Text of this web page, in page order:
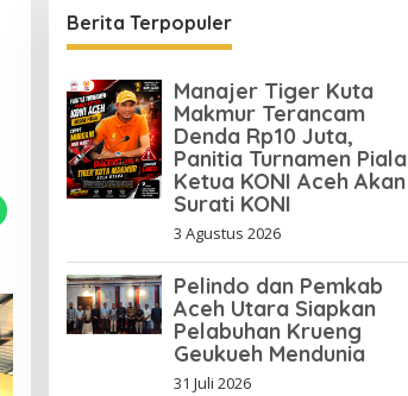
Berita Terpopuler
Manajer Tiger Kuta
Makmur Terancam
Denda Rp10 Juta,
Panitia Turnamen Piala
Ketua KONI Aceh Akan
Surati KONI
3 Agustus 2026
Pelindo dan Pemkab
Aceh Utara Siapkan
Pelabuhan Krueng
Geukueh Mendunia
31 Juli 2026